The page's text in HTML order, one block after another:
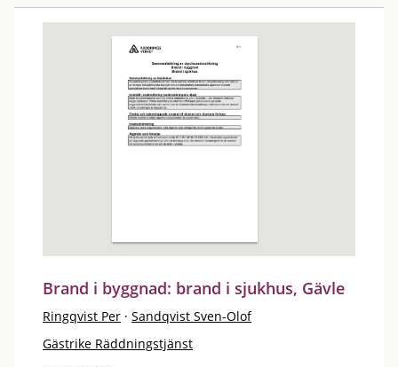
Brand i byggnad: brand i sjukhus, Gävle
Ringqvist Per · Sandqvist Sven-Olof
Gästrike Räddningstjänst